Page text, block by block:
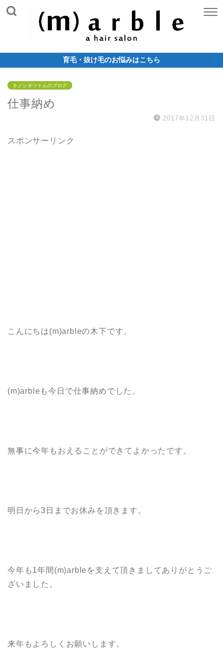
育毛・抜け毛のお悩みはこちら
キノシタツトムのブログ
仕事納め
2017年12月31日
スポンサーリンク
こんにちは(m)arbleの木下です。
(m)arbleも今日で仕事納めでした。
無事に今年もおえることができてよかったです。
明日から3日までお休みを頂きます。
今年も1年間(m)arbleを支えて頂きましてありがとうご
ざいました。
来年もよろしくお願いします。